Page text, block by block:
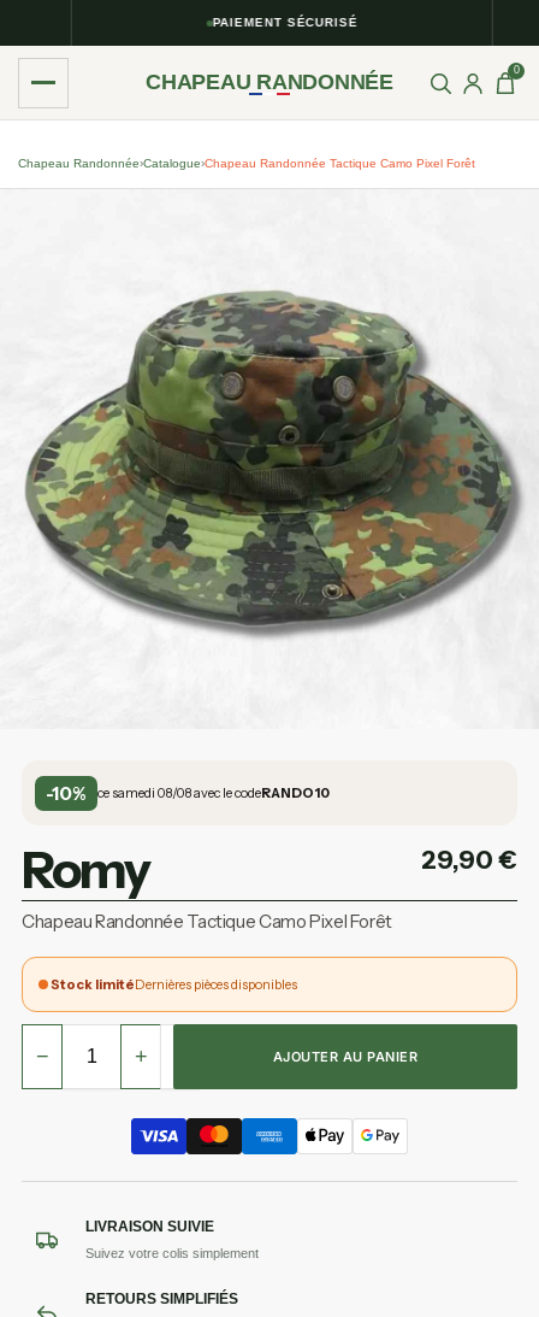
PAIEMENT SÉCURISÉ
CHAPEAU RANDONNÉE 0
Chapeau Randonnée›Catalogue›Chapeau Randonnée Tactique Camo Pixel Forêt
-10% ce samedi 08/08 avec le codeRANDO10
Romy 29,90€
Chapeau Randonnée Tactique Camo Pixel Forêt
Stock limitéDernières pièces disponibles
− + AJOUTER AU PANIER
LIVRAISON SUIVIE
Suivez votre colis simplement
RETOURS SIMPLIFIÉS